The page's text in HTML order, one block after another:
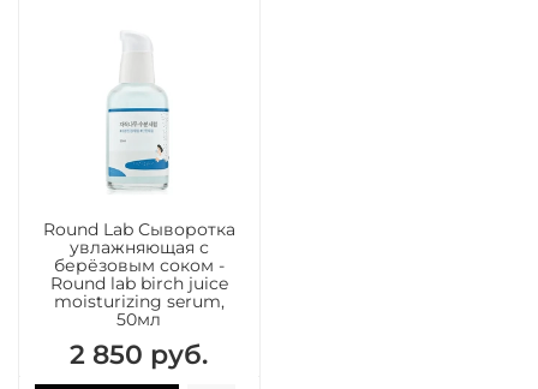
Round Lab Сыворотка
увлажняющая с
берёзовым соком -
Round lab birch juice
moisturizing serum,
50мл
2 850 руб.